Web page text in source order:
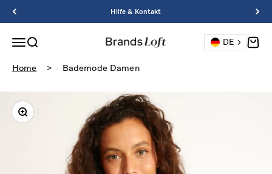
Zum Inhalt springen Hilfe & Kontakt
Navigationsmenü öffnen
Suche öffnen BrandsLoft DE
Home > Bademode Damen
Bild vergrößern